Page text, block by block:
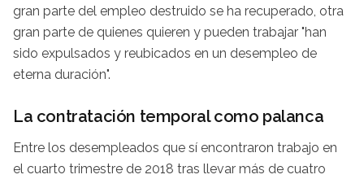
gran parte del empleo destruido se ha recuperado, otra
gran parte de quienes quieren y pueden trabajar "han
sido expulsados y reubicados en un desempleo de
eterna duración".
La contratación temporal como palanca
Entre los desempleados que sí encontraron trabajo en
el cuarto trimestre de 2018 tras llevar más de cuatro